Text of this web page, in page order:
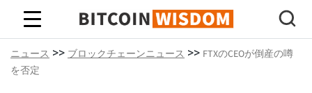
ビットコインの知恵
ニュース >> ブロックチェーンニュース >> FTXのCEOが倒産の噂
を否定